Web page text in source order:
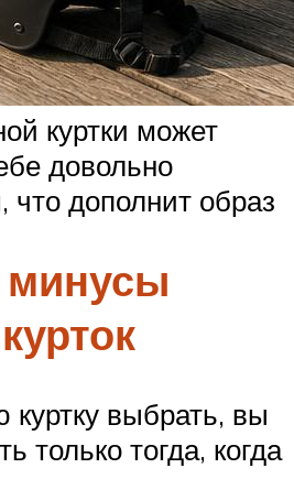
куртки может
довольно
что дополнит образ
куртку выбрать, вы
только тогда, когда